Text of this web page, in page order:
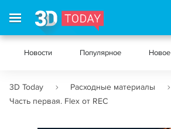
Новости Популярное Новое
3D Today Расходные материалы
Часть первая. Flex от REC